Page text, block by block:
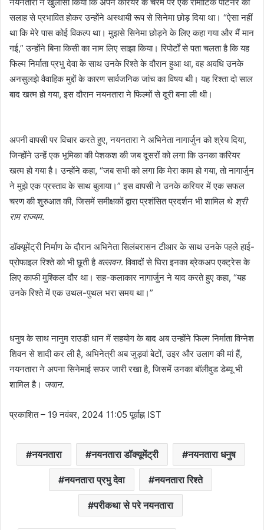
सलाह से प्रभावित होकर उन्होंने अस्थायी रूप से सिनेमा छोड़ दिया था। “ऐसा नहीं
था कि मेरे पास कोई विकल्प था। मुझसे सिनेमा छोड़ने के लिए कहा गया और मैं मान
गई,” उन्होंने बिना किसी का नाम लिए साझा किया। रिपोर्टों से पता चलता है कि यह
फिल्म निर्माता प्रभु देवा के साथ उनके रिश्ते के दौरान हुआ था, वह अवधि उनके
अनसुलझे वैवाहिक मुद्दों के कारण सार्वजनिक जांच का विषय थी। यह रिश्ता दो साल
बाद खत्म हो गया, इस दौरान नयनतारा ने फिल्मों से दूरी बना ली थी।
अपनी वापसी पर विचार करते हुए, नयनतारा ने अभिनेता नागार्जुन को श्रेय दिया,
जिन्होंने उन्हें एक भूमिका की पेशकश की जब दूसरों को लगा कि उनका करियर
खत्म हो गया है। उन्होंने कहा, “जब सभी को लगा कि मेरा काम हो गया, तो नागार्जुन
ने मुझे एक प्रस्ताव के साथ बुलाया।” इस वापसी ने उनके करियर में एक सफल
चरण की शुरुआत की, जिसमें समीक्षकों द्वारा प्रशंसित प्रदर्शन भी शामिल थे श्री
राम राज्यम.
डॉक्यूमेंट्री निर्माण के दौरान अभिनेता सिलंबरासन टीआर के साथ उनके पहले हाई-
प्रोफाइल रिश्ते को भी छूती है वल्लवन. विवादों से घिरा इनका ब्रेकअप एक्ट्रेस के
लिए काफी मुश्किल दौर था। सह-कलाकार नागार्जुन ने याद करते हुए कहा, “यह
उनके रिश्ते में एक उथल-पुथल भरा समय था।”
धनुष के साथ नानुम राउडी धान में सहयोग के बाद अब उन्होंने फिल्म निर्माता विग्नेश
शिवन से शादी कर ली है, अभिनेत्री अब जुड़वां बेटों, उइर और उलाग की मां हैं,
नयनतारा ने अपना सिनेमाई सफर जारी रखा है, जिसमें उनका बॉलीवुड डेब्यू भी
शामिल है। जवान.
प्रकाशित– 19 नवंबर, 2024 11:05 पूर्वाह्न IST
नयनतारा नयनतारा डॉक्यूमेंट्री नयनतारा धनुष
नयनतारा प्रभु देवा नयनतारा रिश्ते
परीकथा से परे नयनतारा